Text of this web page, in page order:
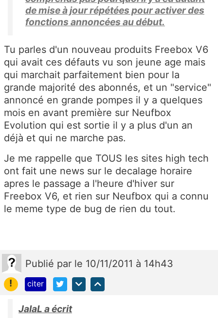
de mise à jour répétées pour activer des
fonctions annoncées au début.
Tu parles d'un nouveau produits Freebox V6
qui avait ces défauts vu son jeune age mais
qui marchait parfaitement bien pour la
grande majorité des abonnés, et un "service"
annoncé en grande pompes il y a quelques
mois en avant première sur Neufbox
Evolution qui est sortie il y a plus d'un an
déjà et qui ne marche pas.
Je me rappelle que TOUS les sites high tech
ont fait une news sur le decalage horaire
apres le passage a l'heure d'hiver sur
Freebox V6, et rien sur Neufbox qui a connu
le meme type de bug de rien du tout.
Publié par le 10/11/2011 à 14h43
!
citer
JalaL a écrit